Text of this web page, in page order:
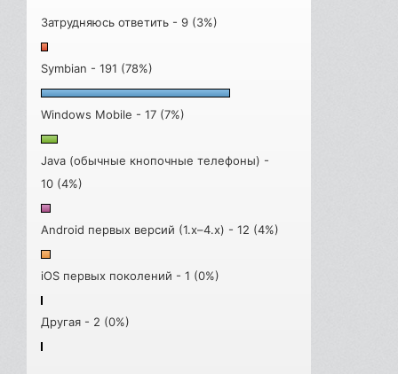
Затрудняюсь ответить - 9 (3%)
Symbian - 191 (78%)
Windows Mobile - 17 (7%)
Java (обычные кнопочные телефоны) -
10 (4%)
Android первых версий (1.x–4.x) - 12 (4%)
iOS первых поколений - 1 (0%)
Другая - 2 (0%)